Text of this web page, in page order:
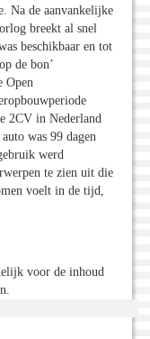
Na de aanvankelijke
breekt al snel
beschikbaar en tot
de bon’
Open
2CV in Nederland
was 99 dagen
werd
te zien uit die
voelt in de tijd,
voor de inhoud